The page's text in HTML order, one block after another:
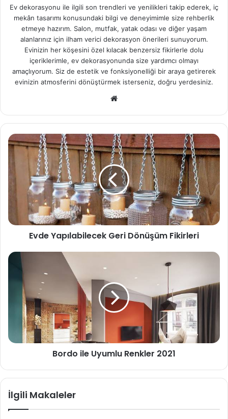
Ev dekorasyonu ile ilgili son trendleri ve yenilikleri takip ederek, iç
mekân tasarımı konusundaki bilgi ve deneyimimle size rehberlik
etmeye hazırım. Salon, mutfak, yatak odası ve diğer yaşam
alanlarınız için ilham verici dekorasyon önerileri sunuyorum.
Evinizin her köşesini özel kılacak benzersiz fikirlerle dolu
içeriklerimle, ev dekorasyonunda size yardımcı olmayı
amaçlıyorum. Siz de estetik ve fonksiyonelliği bir araya getirerek
evinizin atmosferini dönüştürmek isterseniz, doğru yerdesiniz.
sit
esi
Evde Yapılabilecek Geri Dönüşüm Fikirleri
Bordo ile Uyumlu Renkler 2021
İlgili Makaleler